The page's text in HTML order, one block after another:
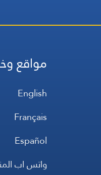
مواقع
English
Français
Español
واتس اب